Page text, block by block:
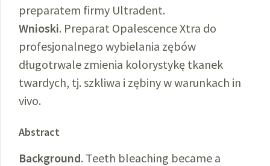
preparatem firmy Ultradent.
Wnioski. Preparat Opalescence Xtra do
profesjonalnego wybielania zębów
długotrwale zmienia kolorystykę tkanek
twardych, tj. szkliwa i zębiny w warunkach in
vivo.
Abstract
Background. Teeth bleaching became a